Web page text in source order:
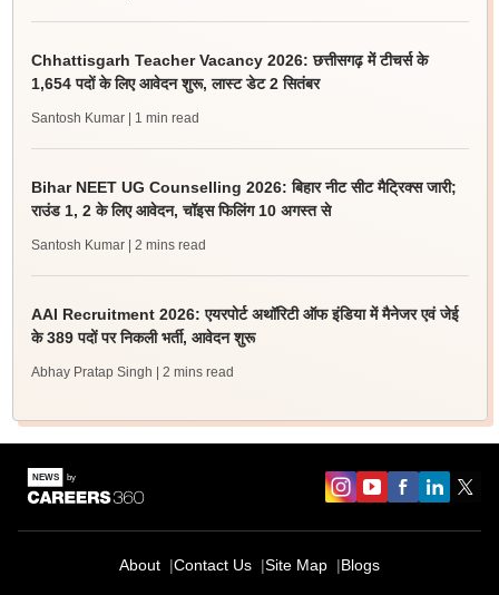
Chhattisgarh Teacher Vacancy 2026: छत्तीसगढ़ में टीचर्स के
1,654 पदों के लिए आवेदन शुरू, लास्ट डेट 2 सितंबर
Santosh Kumar | 1 min read
Bihar NEET UG Counselling 2026: बिहार नीट सीट मैट्रिक्स जारी;
राउंड 1, 2 के लिए आवेदन, चॉइस फिलिंग 10 अगस्त से
Santosh Kumar | 2 mins read
AAI Recruitment 2026: एयरपोर्ट अथॉरिटी ऑफ इंडिया में मैनेजर एवं जेई
के 389 पदों पर निकली भर्ती, आवेदन शुरू
Abhay Pratap Singh | 2 mins read
About Contact Us Site Map Blogs